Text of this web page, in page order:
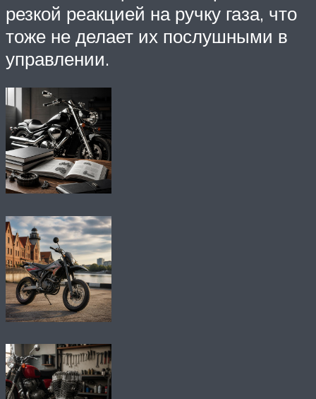
резкой реакцией на ручку газа, что
тоже не делает их послушными в
управлении.